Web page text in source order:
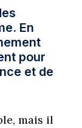
En
pour
et de
mais il